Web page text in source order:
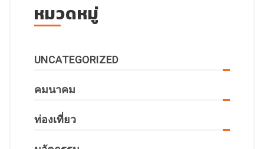
หมวดหมู่
UNCATEGORIZED
คมนาคม
ท่องเที่ยว